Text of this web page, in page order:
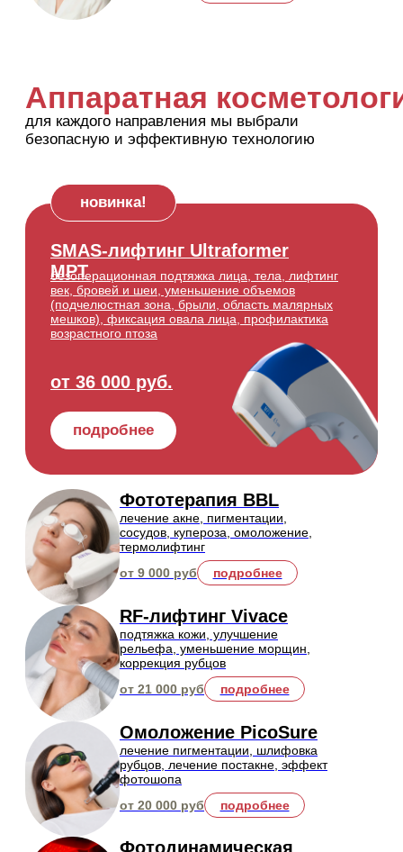
Фототерапия BBL
RF-лифтинг Vivace
подтяжка кожи, улучшение
рельефа, уменьшение морщин,
коррекция рубцов
от 21 000 руб
подробнее
лечение пигментации, шлифовка
рубцов, лечение постакне, эффект
фотошопа
Фотодинамическая
терапия HELEO 4
лечение спектра проблем кожи
световой терапией
от 8 000 руб подробнее
новинка
Candela (александрит)
золотой стандарт лазерной
подробнее
новинка
воздействие Pladuo
улучшение качества кожи без
длительной реабилитации
от 7 000 руб подробнее
Инъекционная косметология
все актуальные техники объемной коррекции и
биоревитализации кожи сертифицированными
препаратами
уменьшение, разглаживание и профилактика
мимических морщин в межбровной зоне, вокруг
глаз, в зоне лба и др. ботулотоксинами
Коррекция мимических морщин
популярное!